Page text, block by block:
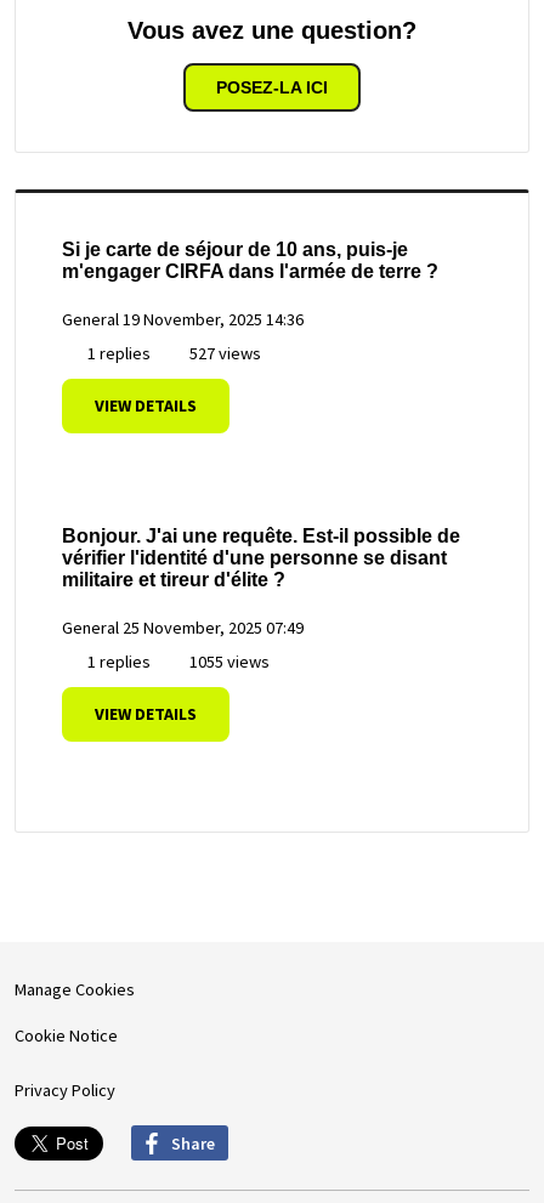
Vous avez une question?
POSEZ-LA ICI
Si je carte de séjour de 10 ans, puis-je
m'engager CIRFA dans l'armée de terre ?
General19 November, 2025 14:36
1 replies
527 views
VIEW DETAILS
Bonjour. J'ai une requête. Est-il possible de
vérifier l'identité d'une personne se disant
militaire et tireur d'élite ?
General 25 November, 2025 07:49
1 replies
1055 views
VIEW DETAILS
Manage Cookies
Cookie Notice
Privacy Policy
Share